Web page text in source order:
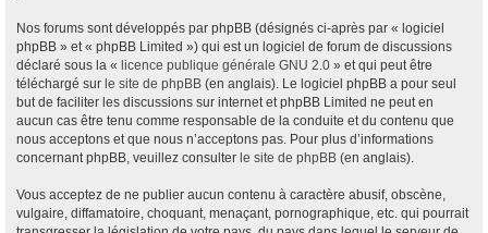
Nos forums sont développés par phpBB (désignés ci-après par « logiciel
phpBB » et « phpBB Limited ») qui est un logiciel de forum de discussions
déclaré sous la « licence publique générale GNU 2.0 » et qui peut être
téléchargé sur le site de phpBB (en anglais). Le logiciel phpBB a pour seul
but de faciliter les discussions sur internet et phpBB Limited ne peut en
aucun cas être tenu comme responsable de la conduite et du contenu que
nous acceptons et que nous n’acceptons pas. Pour plus d’informations
concernant phpBB, veuillez consulter le site de phpBB (en anglais).
Vous acceptez de ne publier aucun contenu à caractère abusif, obscène,
vulgaire, diffamatoire, choquant, menaçant, pornographique, etc. qui pourrait